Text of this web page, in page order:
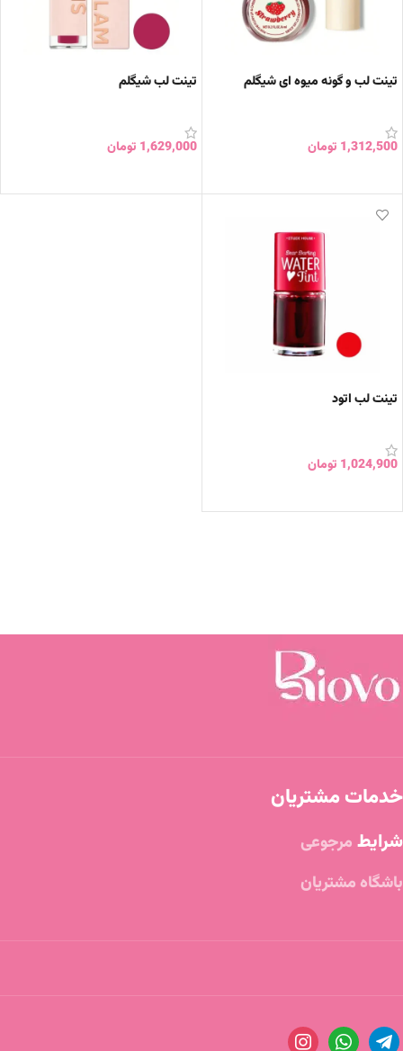
تینت لب و گونه میوه ای شیگلم
1,312,500 تومان
تینت لب شیگلم
1,629,000 تومان
تینت لب اتود
1,024,900 تومان
خدمات مشتریان
شرایط مرجوعی
باشگاه مشتریان